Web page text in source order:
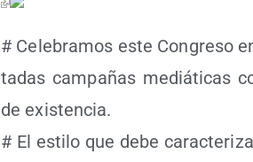
# Cele­bra­mos este Con­gre­so
ta­das cam­pa­ñas mediá­ti­cas
de existencia.
# El esti­lo que debe